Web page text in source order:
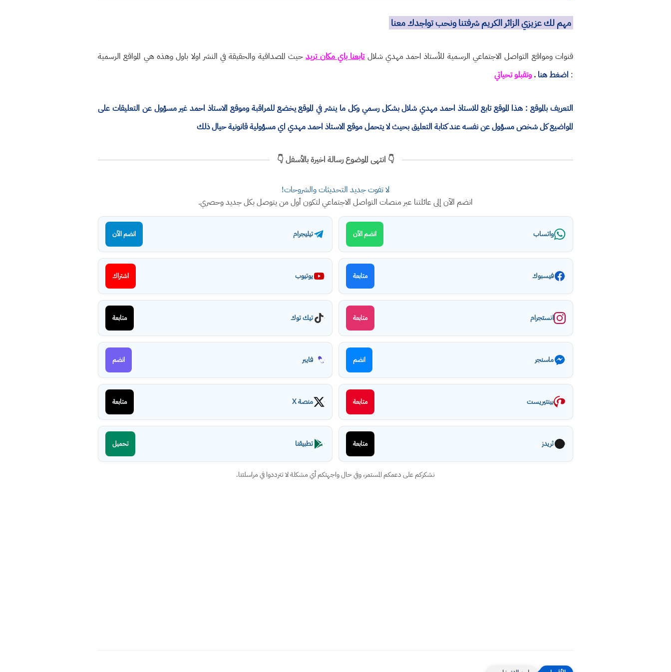
مهم لك عزيزي الزائر الكريم شرفتنا ونحب تواجدك معنا
قنوات ومواقع التواصل الاجتماعي الرسمية للأستاذ احمد مهدي شلالتابعنا باي مكان تريدحيث المصداقية والحقيقة في النشر اولا باول وهذه هي المواقع الرسمية
: اضغط هنا .وتقبلو تحياتي
التعريف بالموقع : هذا الموقع تابع للاستاذ احمد مهدي شلال بشكل رسمي وكل ما ينشر في الموقع يخضع للمراقبة وموقع الاستاذ احمد غير مسؤول عن التعليقات على
المواضيع كل شخص مسؤول عن نفسه عند كتابة التعليق بحيث لا يتحمل موقع الاستاذ احمد مهدي اي مسؤولية قانونية حيال ذلك
👇 انتهى الموضوع رسالة اخيرة بالأسفل 👇
لا تفوت جديد التحديثات والشروحات!
انضم الآن إلى عائلتنا عبر منصات التواصل الاجتماعي لتكون أول من يتوصل بكل جديد وحصري.
واتساب انضم الآن تيليجرام انضم الآن
فيسبوك متابعة يوتيوب اشتراك
انستجرام متابعة تيك توك متابعة
ماسنجر انضم فايبر انضم
بينتيريست متابعة منصة X متابعة
ثريدز متابعة تطبيقنا تحميل
نشكركم على دعمكم المستمر، وفي حال واجهتكم أي مشكلة لا تترددوا في مراسلتنا.